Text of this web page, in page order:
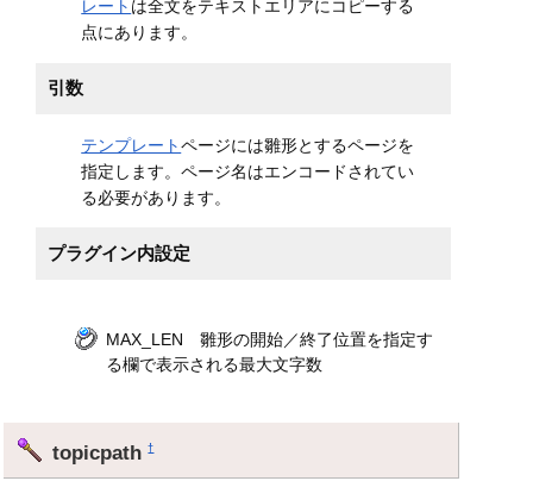
レート は全文をテキストエリアにコピーする
点にあります。
引数
テンプレートページには雛形とするページを
指定します。ページ名はエンコードされてい
る必要があります。
プラグイン内設定
MAX_LEN 雛形の開始／終了位置を指定す
る欄で表示される最大文字数
topicpath†